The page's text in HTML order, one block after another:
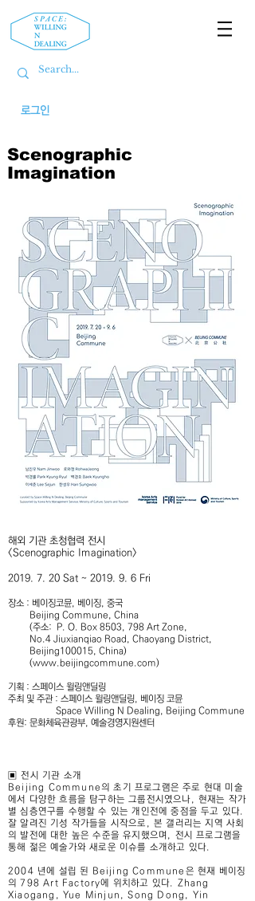
로그인
Scenographic
Imagination
해외 기관 초청협력 전시
<Scenographic Imagination>
2019. 7. 20 Sat ~ 2019. 9. 6 Fri
장소 : 베이징코뮨, 베이징, 중국
Beijing Commune, China
(주소: P. O. Box 8503, 798 Art Zone,
No.4 Jiuxianqiao Road, Chaoyang District,
Beijing100015, China)
(www.beijingcommune.com)
기획 : 스페이스 윌링앤딜링
주최 및 주관 : 스페이스 윌링앤딜링, 베이징 코뮨
Space Willing N Dealing, Beijing Commune
후원: 문화체육관광부, 예술경영지원센터
▣ 전시 기관 소개
Beijing Commune의 초기 프로그램은 주로 현대 미술
에서 다양한 흐름을 탐구하는 그룹전시였으나, 현재는 작가
별 심층연구를 수행할 수 있는 개인전에 중점을 두고 있다.
잘 알려진 기성 작가들을 시작으로, 본 갤러리는 지역 사회
의 발전에 대한 높은 수준을 유지했으며, 전시 프로그램을
통해 젊은 예술가와 새로운 이슈를 소개하고 있다.
2004 년에 설립 된 Beijing Commune은 현재 베이징
의 798 Art Factory에 위치하고 있다. Zhang
Xiaogang, Yue Minjun, Song Dong, Yin